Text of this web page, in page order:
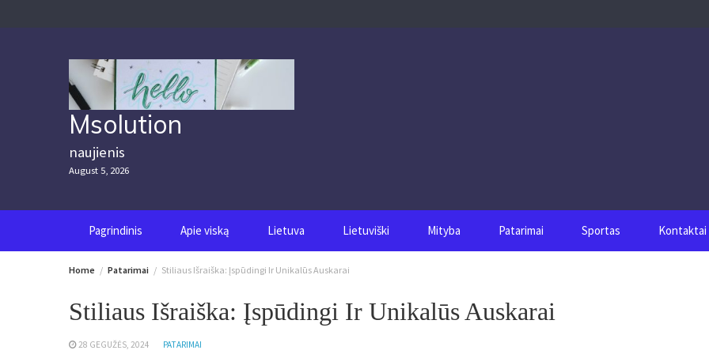
Msolution
naujienis
August 5, 2026
Pagrindinis Apie viską Lietuva Lietuviški Mityba Patarimai Sportas Kontaktai
Home Patarimai Stiliaus Išraiška: Įspūdingi Ir Unikalūs Auskarai
Stiliaus Išraiška: Įspūdingi Ir Unikalūs Auskarai
28 GEGUŽĖS, 2024 PATARIMAI